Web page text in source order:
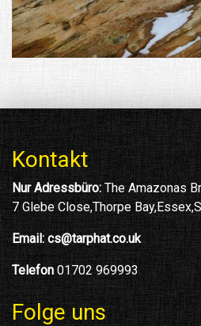
Kontakt
Nur Adressbüro: The Amazonas
7 Glebe Close,Thorpe
Email: cs@tarphat.co.uk
Telefon 01702 969993
Folge uns